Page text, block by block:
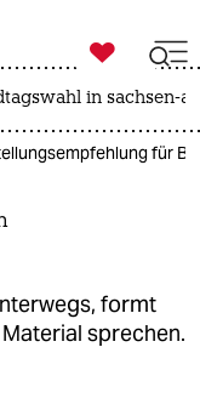

taz zahl ich
in sachsen-
für
formt
sprechen.